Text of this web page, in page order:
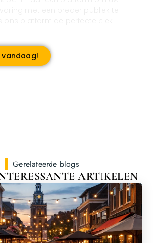
vandaag!
Gerelateerde blogs
ARTIKELEN